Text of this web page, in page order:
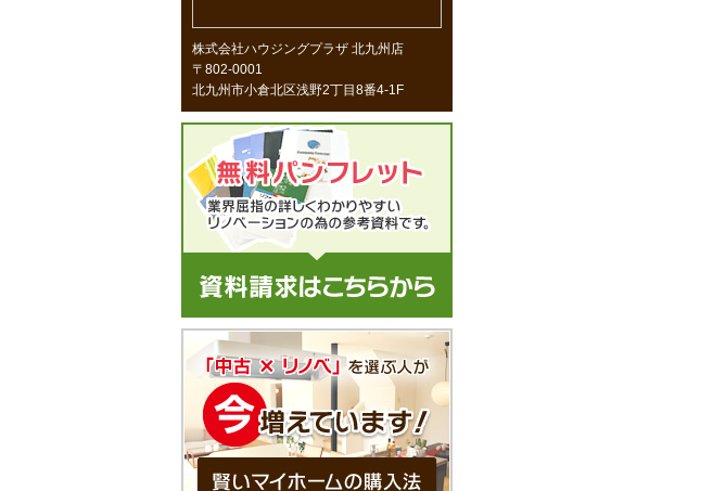
株式会社ハウジングプラザ 北九州店
〒802-0001
北九州市小倉北区浅野2丁目8番4-1F